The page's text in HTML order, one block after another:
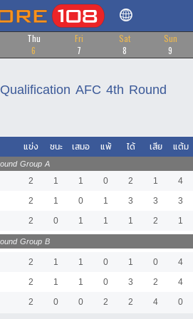
Thu
6
Fri
7
Sat
8
Sun
9
AFC 4th Round
แข่ง ชนะ เสมอ แพ้ ได้ เสีย แต้ม
World Cup Qualification AFC 4th Round Group A
2 1 1 0 2 1
4
2 1 0 1 3 3
3
2 0 1 1 1 2 1
World Cup Qualification AFC 4th Round Group B
2 1 1 0 1 0
4
2 1 1 0 3 2
4
2 0 0 2 2 4 0